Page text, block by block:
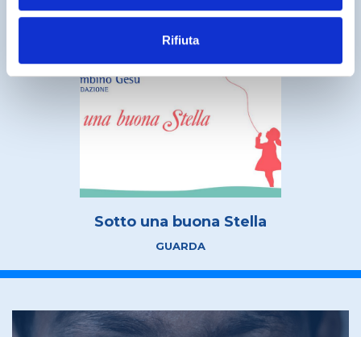
"Rifiuta tutto", invece, verranno utilizzati i soli cookie
Rifiuta
Sotto una buona Stella
GUARDA